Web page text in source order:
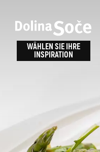
WÄHLEN SIE IHRE
INSPIRATION
Finden Sie
oder wählen
TOLMINER KLAMMEN